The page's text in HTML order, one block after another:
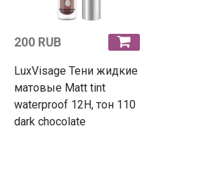
200 RUB
LuxVisage Тени жидкие
матовые Matt tint
waterproof 12H, тон 110
dark chocolate